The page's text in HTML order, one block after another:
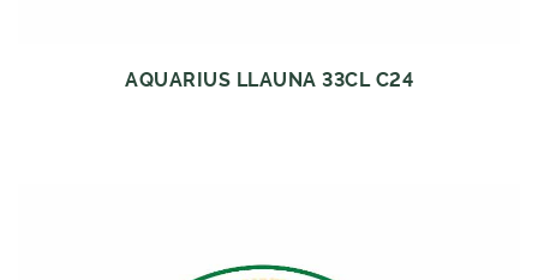
AQUARIUS LLAUNA 33CL C24